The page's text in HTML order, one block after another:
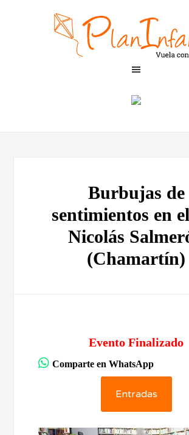
Burbujas de
sentimientos en
Nicolás
(Chamartín)
Evento Finalizado
Comparte en WhatsApp
Entradas